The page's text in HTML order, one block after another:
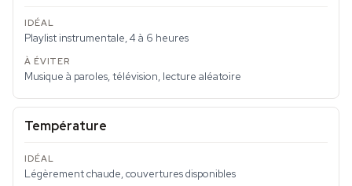
Playlist instrumentale, 4 à 6 heures
Musique à paroles, télévision, lecture aléatoire
Température
Légèrement chaude, couvertures disponibles